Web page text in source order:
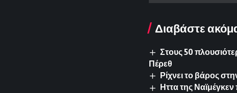
Διαβάστε
Στους 50
Πέρεθ
Ρίχνει το βάρος
Ηττα της